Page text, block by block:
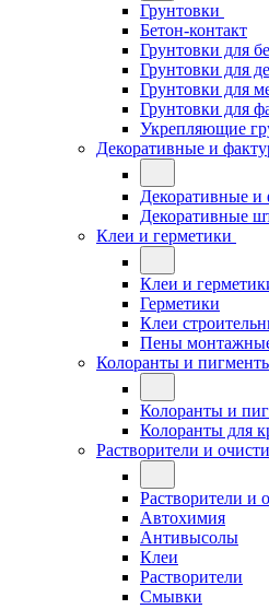
Грунтовки
Бетон-контакт
Грунтовки для
Грунтовки для
Грунтовки для
Грунтовки для
Укрепляющие
Декоративные и
Декоративные и
Декоративные
Клеи и герметики
Клеи и
Герметики
Клеи
Пены
Колоранты и
Колоранты и
Колоранты для
Растворители и
Растворители и
Автохимия
Антивысолы
Клеи
Растворители
Смывки